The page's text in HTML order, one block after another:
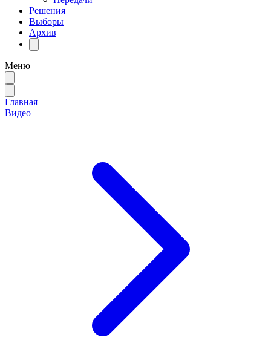
Решения
Выборы
Архив
Меню
Главная
Видео